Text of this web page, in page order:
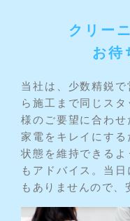
クリー
お待
当社は、少数精鋭
ら施工まで同じス
様のご要望に合わ
家電をキレイにす
状態を維持できる
もアドバイス。当
もありませんので、